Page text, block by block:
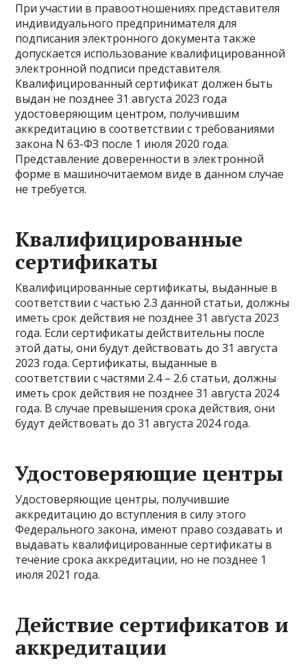
При участии в правоотношениях представителя
индивидуального предпринимателя для
подписания электронного документа также
допускается использование квалифицированной
электронной подписи представителя.
Квалифицированный сертификат должен быть
выдан не позднее 31 августа 2023 года
удостоверяющим центром, получившим
аккредитацию в соответствии с требованиями
закона N 63-ФЗ после 1 июля 2020 года.
Представление доверенности в электронной
форме в машиночитаемом виде в данном случае
не требуется.
Квалифицированные
сертификаты
Квалифицированные сертификаты, выданные в
соответствии с частью 2.3 данной статьи, должны
иметь срок действия не позднее 31 августа 2023
года. Если сертификаты действительны после
этой даты, они будут действовать до 31 августа
2023 года. Сертификаты, выданные в
соответствии с частями 2.4 – 2.6 статьи, должны
иметь срок действия не позднее 31 августа 2024
года. В случае превышения срока действия, они
будут действовать до 31 августа 2024 года.
Удостоверяющие центры
Удостоверяющие центры, получившие
аккредитацию до вступления в силу этого
Федерального закона, имеют право создавать и
выдавать квалифицированные сертификаты в
течение срока аккредитации, но не позднее 1
июля 2021 года.
Действие сертификатов и
аккредитации